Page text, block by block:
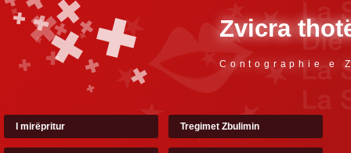
Zvicra
Contographie e
I mirëpritur Tregimet Zbulimin